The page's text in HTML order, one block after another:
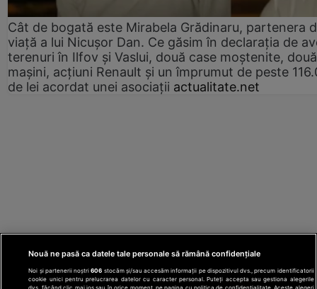
Cât de bogată este Mirabela Grădinaru, partenera
viață a lui Nicușor Dan. Ce găsim în declarația de
terenuri în Ilfov și Vaslui, două case moștenite, două
mașini, acțiuni Renault și un împrumut de peste
de lei acordat unei asociații actualitate.net
Nouă ne pasă ca datele tale personale să rămână confidențiale
Noi și partenerii noștri606 stocăm și/sau accesăm informații pe dispozitivul dvs., precum identificatorii
cookie unici pentru prelucrarea datelor cu caracter personal. Puteți accepta sau gestiona alegerile
dvs. făcând clic mai jos sau în orice moment, pe pagina cu politica de confidențialitate. Aceste alegeri